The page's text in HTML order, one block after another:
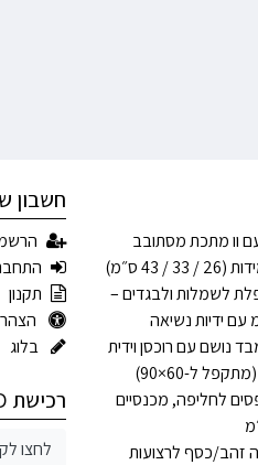
וו מתכת מסתובב
לשמלות ולבגדים –
נושם עם רוכסן וידית
לחליפה, מכנסיים
זהב/כסף לרצועות
חשבון
תקנון
בלוג
רכישת GIFT CARD
לחצו